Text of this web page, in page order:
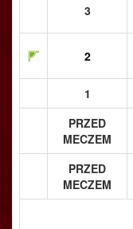
3
2
1
PRZED
MECZEM
PRZED
MECZEM